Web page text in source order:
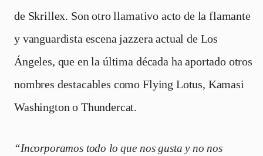
de Skrillex. Son otro llamativo acto de la flamante
y vanguardista escena jazzera actual de Los
Ángeles, que en la última década ha aportado otros
nombres destacables como Flying Lotus, Kamasi
Washington o Thundercat.
“Incorporamos todo lo que nos gusta y no nos